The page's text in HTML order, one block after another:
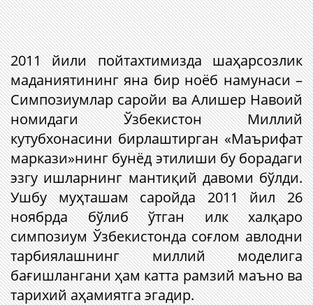
2011 йили пойтахтимизда шаҳарсозлик
маданиятининг яна бир ноёб намунаси –
Симпозиумлар саройи ва Алишер Навоий
номидаги Ўзбекистон Миллий
кутубхонасини бирлаштирган «Маърифат
маркази»нинг бунёд этилиши бу борадаги
эзгу ишларнинг мантиқий давоми бўлди.
Ушбу муҳташам саройда 2011 йил 26
ноябрда бўлиб ўтган илк халқаро
симпозиум Ўзбекистонда соғлом авлодни
тарбиялашнинг миллий моделига
бағишлангани ҳам катта рамзий маъно ва
тарихий аҳамиятга эгадир.